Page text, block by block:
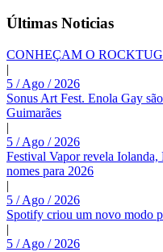
Últimas Noticias
CONHEÇAM O
|
5 / Ago / 2026
Sonus Art Fest. Enola Gay
Guimarães
|
5 / Ago / 2026
Festival Vapor revela
nomes para 2026
|
5 / Ago / 2026
Spotify criou um novo modo
|
5 / Ago / 2026